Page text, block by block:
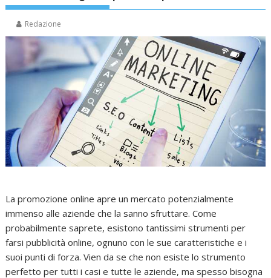
Redazione
La promozione online apre un mercato potenzialmente
immenso alle aziende che la sanno sfruttare. Come
probabilmente saprete, esistono tantissimi strumenti per
farsi pubblicità online, ognuno con le sue caratteristiche e i
suoi punti di forza. Vien da se che non esiste lo strumento
perfetto per tutti i casi e tutte le aziende, ma spesso bisogna